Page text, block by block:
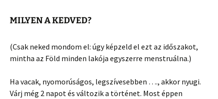
MILYEN A KEDVED?
(Csak neked mondom el: úgy képzeld el ezt az időszakot,
mintha az Föld minden lakója egyszerre menstruálna.)
Ha vacak, nyomorúságos, legszívesebben …., akkor nyugi.
Várj még 2 napot és változik a történet. Most éppen